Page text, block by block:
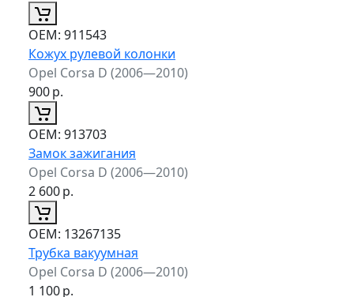
ОЕМ: 911543
Кожух рулевой колонки
Opel Corsa D (2006—2010)
900р.
ОЕМ: 913703
Замок зажигания
Opel Corsa D (2006—2010)
2 600р.
ОЕМ: 13267135
Трубка вакуумная
Opel Corsa D (2006—2010)
1 100р.